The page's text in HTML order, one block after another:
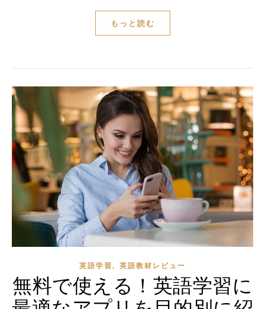
もっと読む
英語学習, 英語教材レビュー
無料で使える！英語学習に